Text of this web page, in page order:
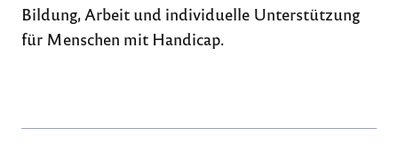
Bildung, Arbeit und individuelle Unterstützung
für Menschen mit Handicap.